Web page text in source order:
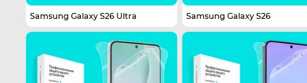
Samsung Galaxy S26 Ultra Samsung Galaxy S26